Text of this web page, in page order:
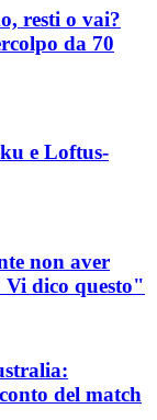
resti o vai?
da 70
e Loftus-
non aver
Vi dico questo"
del match